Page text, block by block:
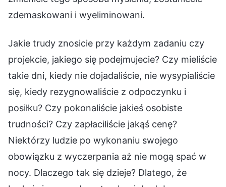
zdemaskowani i wyeliminowani.
Jakie trudy znosicie przy każdym zadaniu czy
projekcie, jakiego się podejmujecie? Czy mieliście
takie dni, kiedy nie dojadaliście, nie wysypialiście
się, kiedy rezygnowaliście z odpoczynku i
posiłku? Czy pokonaliście jakieś osobiste
trudności? Czy zapłaciliście jakąś cenę?
Niektórzy ludzie po wykonaniu swojego
obowiązku z wyczerpania aż nie mogą spać w
nocy. Dlaczego tak się dzieje? Dlatego, że